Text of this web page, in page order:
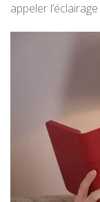
appeler l’éclairage